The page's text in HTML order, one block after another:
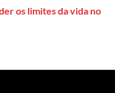
os limites da vida no